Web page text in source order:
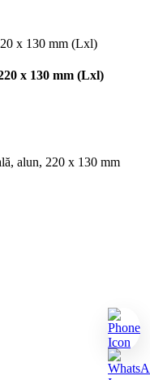
x 130 mm (Lxl)
alun, 220 x 130 mm